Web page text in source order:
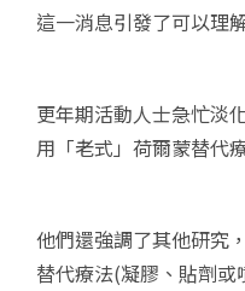
這一消息引發了可以理
更年期活動人士急忙淡
用「老式」荷爾蒙替代
他們還強調了其他研究
替代療法(凝膠、貼劑